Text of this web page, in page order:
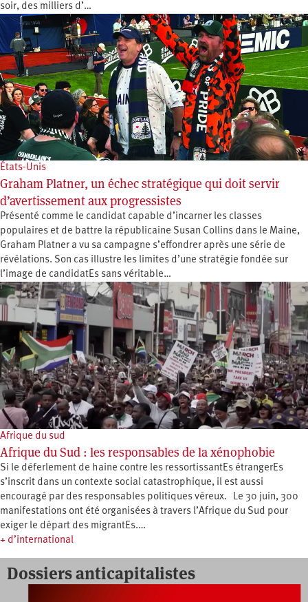
soir, des milliers d’…
États-Unis
Graham Platner, un échec stratégique qui doit servir
d’avertissement aux progressistes
Présenté comme le candidat capable d’incarner les classes
populaires et de battre la républicaine Susan Collins dans le Maine,
Graham Platner a vu sa campagne s’effondrer après une série de
révélations. Son cas illustre les limites d’une stratégie fondée sur
l’image de candidatEs sans véritable…
Afrique du sud
Afrique du Sud : les responsables de la xénophobie
Si le déferlement de haine contre les ressortissantEs étrangerEs
s’inscrit dans un contexte social catastrophique, il est aussi
encouragé par des responsables politiques véreux. Le 30 juin, 300
manifestations ont été organisées à travers l’Afrique du Sud pour
exiger le départ des migrantEs.…
+ d’international
Dossiers anticapitalistes